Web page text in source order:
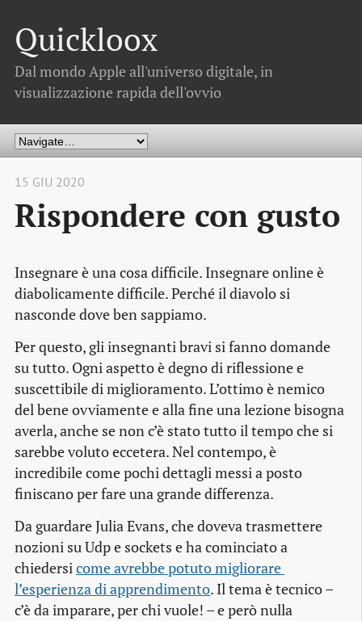
Quickloox
Dal mondo Apple all'universo digitale, in
visualizzazione rapida dell'ovvio
15 GIU 2020
Rispondere con gusto
Insegnare è una cosa difficile. Insegnare online è
diabolicamente difficile. Perché il diavolo si
nasconde dove ben sappiamo.
Per questo, gli insegnanti bravi si fanno domande
su tutto. Ogni aspetto è degno di riflessione e
suscettibile di miglioramento. L’ottimo è nemico
del bene ovviamente e alla fine una lezione bisogna
averla, anche se non c’è stato tutto il tempo che si
sarebbe voluto eccetera. Nel contempo, è
incredibile come pochi dettagli messi a posto
finiscano per fare una grande differenza.
Da guardare Julia Evans, che doveva trasmettere
nozioni su Udp e sockets e ha cominciato a
chiedersicome avrebbe potuto migliorare
l’esperienza di apprendimento. Il tema è tecnico –
c’è da imparare, per chi vuole! – e però nulla